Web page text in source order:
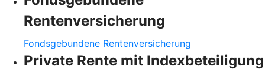
Rentenversicherung
Fondsgebundene Rentenversicherung
Private Rente mit Indexbeteiligung